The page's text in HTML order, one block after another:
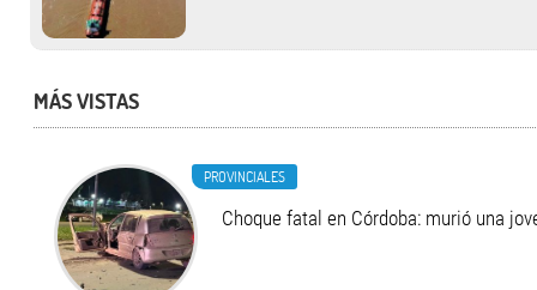
MÁS VISTAS
PROVINCIALES
Choque fatal en Córdoba: murió una